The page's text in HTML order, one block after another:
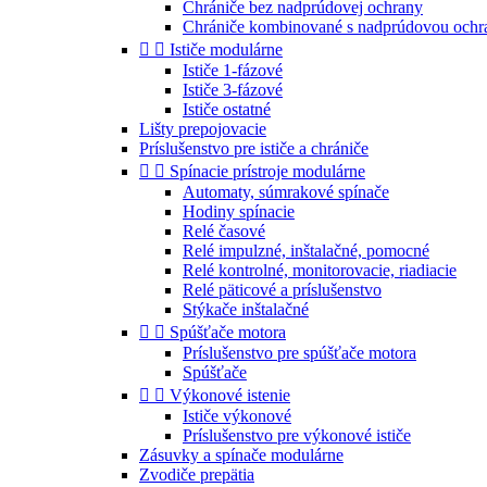
Chrániče bez nadprúdovej ochrany
Chrániče kombinované s nadprúdovou
  Ističe modulárne
Ističe 1-fázové
Ističe 3-fázové
Ističe ostatné
Lišty prepojovacie
Príslušenstvo pre ističe a chrániče
  Spínacie prístroje modulárne
Automaty, súmrakové spínače
Hodiny spínacie
Relé časové
Relé impulzné, inštalačné, pomocné
Relé kontrolné, monitorovacie, riadiacie
Relé päticové a príslušenstvo
Stýkače inštalačné
  Spúšťače motora
Príslušenstvo pre spúšťače motora
Spúšťače
  Výkonové istenie
Ističe výkonové
Príslušenstvo pre výkonové ističe
Zásuvky a spínače modulárne
Zvodiče prepätia